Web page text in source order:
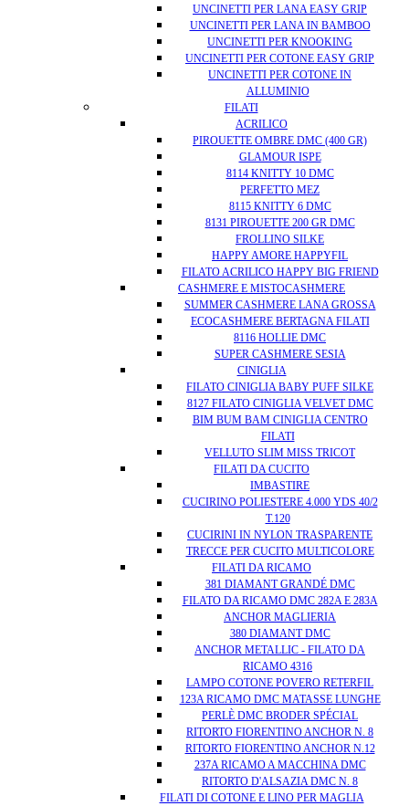
UNCINETTI PER LANA EASY GRIP
UNCINETTI PER LANA IN BAMBOO
UNCINETTI PER KNOOKING
UNCINETTI PER COTONE EASY GRIP
UNCINETTI PER COTONE IN
ALLUMINIO
FILATI
ACRILICO
PIROUETTE OMBRE DMC (400 GR)
GLAMOUR ISPE
8114 KNITTY 10 DMC
PERFETTO MEZ
8115 KNITTY 6 DMC
8131 PIROUETTE 200 GR DMC
FROLLINO SILKE
HAPPY AMORE HAPPYFIL
FILATO ACRILICO HAPPY BIG FRIEND
CASHMERE E MISTOCASHMERE
SUMMER CASHMERE LANA GROSSA
ECOCASHMERE BERTAGNA FILATI
8116 HOLLIE DMC
SUPER CASHMERE SESIA
CINIGLIA
FILATO CINIGLIA BABY PUFF SILKE
8127 FILATO CINIGLIA VELVET DMC
BIM BUM BAM CINIGLIA CENTRO
FILATI
VELLUTO SLIM MISS TRICOT
FILATI DA CUCITO
IMBASTIRE
CUCIRINO POLIESTERE 4.000 YDS 40/2
T.120
CUCIRINI IN NYLON TRASPARENTE
TRECCE PER CUCITO MULTICOLORE
FILATI DA RICAMO
381 DIAMANT GRANDÉ DMC
FILATO DA RICAMO DMC 282A E 283A
ANCHOR MAGLIERIA
380 DIAMANT DMC
ANCHOR METALLIC - FILATO DA
RICAMO 4316
LAMPO COTONE POVERO RETERFIL
123A RICAMO DMC MATASSE LUNGHE
PERLÈ DMC BRODER SPÉCIAL
RITORTO FIORENTINO ANCHOR N. 8
RITORTO FIORENTINO ANCHOR N.12
237A RICAMO A MACCHINA DMC
RITORTO D'ALSAZIA DMC N. 8
FILATI DI COTONE E LINO PER MAGLIA